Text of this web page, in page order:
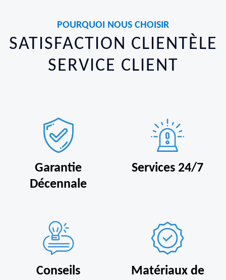
POURQUOI NOUS CHOISIR
SATISFACTION CLIENTÈLE
SERVICE CLIENT
Garantie
Décennale
Services 24/7
Conseils
Matériaux de